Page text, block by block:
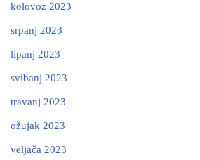
kolovoz 2023
srpanj 2023
lipanj 2023
svibanj 2023
travanj 2023
ožujak 2023
veljača 2023